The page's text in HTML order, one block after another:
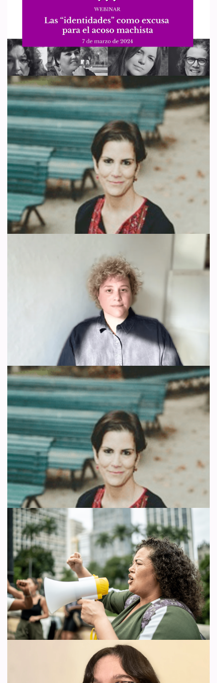
18 de enero de 2025
Artículo 4,Artículo 6,Artículo 9
Esta semana se ha publicado en el Boletín Oficial del Estado
italiano (Gazzetta ufficiale) el nombramiento de Marianella Giannina
Terragni, más conocida como Marina Terragni,…Leer más »
Las «identidades» como excusa
para el acoso machista
por WDI España
10 de marzo de 2024
Actualidad,Artículo 4,Eventos, Vídeos
En los últimos días hemos asistido al lamentable espectáculo de
acoso y persecución de Silvia Carrasco en la Universitat Autònoma
de Barcelona, donde ella es… Leer más »
Comunicado de Reem Alsalem,
Relatora Especial sobre
violencia contra mujeres y
niñas, en respuesta a la AWID
porWDI España
20 de diciembre de 2023
Actualidad,Artículo 1,Artículo 4,Artículo 8
Como ya informamos en esta página web, la Relatora Especial de
Naciones Unidas sobre violencia contra mujeres y niñas, sus causas
y sus consecuencias, Reem…
Leer más »
Feminista demandada por su
activismo por los derechos de
las mujeres basados en el sexo
porWDI España 20 de junio de 2023 Actualidad,Artículo 4
Ana Julia Di Lisio, representante de Radfem Berlín, ha sido
demandada por haber utilizado un lenguaje basado en el sexo, es
decir, acorde con la… Leer más »
Relatora ONU contra la
violencia defiende la libertad de